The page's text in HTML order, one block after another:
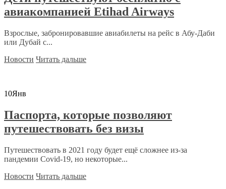
авиакомпанией Etihad Airways
Взрослые, забронировавшие авиабилеты на рейс в Абу-Даби
или Дубай с...
Новости Читать дальше
10Янв
Паспорта, которые позволяют
путешествовать без визы
Путешествовать в 2021 году будет ещё сложнее из-за
пандемии Covid-19, но некоторые...
Новости Читать дальше